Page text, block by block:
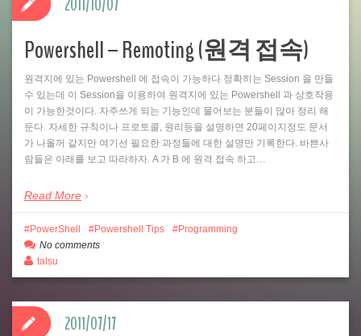
Powershell – Remoting (원격 접속)
원격지에 있는 Powershell 에 접속이 가능하다 정확히는 Session 을 만들
수 있는데 이 Session을 이용하여 원격지에 있는 Powershell 과 상호작용
이 가능한것이다. 자주쓰게 되는 기능인데 물어보는 분들이 많아 정리 해
둔다. 자세한 규칙이나 프로토콜, 원리등을 설명하면 20페이지정도 문서
가 나올꺼 같지만 여기선 필요한 과정들에 대한 설명만 기록한다. 바쁜사
람들은 아래를 보고 따라하자. A 가 B 에 원격 접속 하고…
Read More
PowerShell Powershell Tips
Programming
No comments
talsu
2011/07/17